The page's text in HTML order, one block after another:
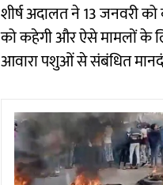
शीर्ष अदालत ने 13 जनवरी
को कहेगी और ऐसे मामलों के
आवारा पशुओं से संबंधित